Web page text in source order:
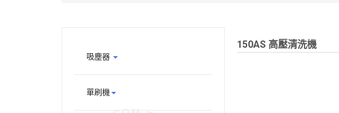
150AS 高壓清洗機
吸塵器
單刷機